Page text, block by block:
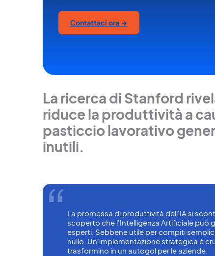
Contattaci ora →
La ricerca di Stanford
riduce la produttività a
pasticcio lavorativo
inutili.
La promessa di produttività dell'IA si
scoperto che l'Intelligenza Artificiale può
esperti. Sebbene utile per compiti
nullo. Un'implementazione strategica è
trasformino in un autogol per le aziende.